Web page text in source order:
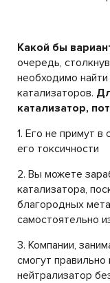
Какой бы
очередь,
необходимо
катализаторов.
катализатор,
1. Его не примут
его токсичности
2. Вы можете
катализатора,
благородных
самостоятельно
3. Компании,
смогут правильно
нейтрализатор